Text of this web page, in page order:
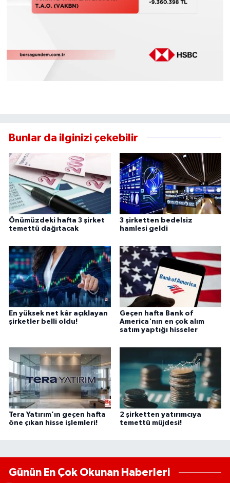
Bunlar da ilginizi çekebilir
Önümüzdeki hafta 3 şirket
temettü dağıtacak
3 şirketten bedelsiz
hamlesi geldi
En yüksek net kâr açıklayan
şirketler belli oldu!
Geçen hafta Bank of
America'nın en çok alım
satım yaptığı hisseler
Tera Yatırım’ın geçen hafta
öne çıkan hisse işlemleri!
2 şirketten yatırımcıya
temettü müjdesi!
Günün En Çok Okunan Haberleri